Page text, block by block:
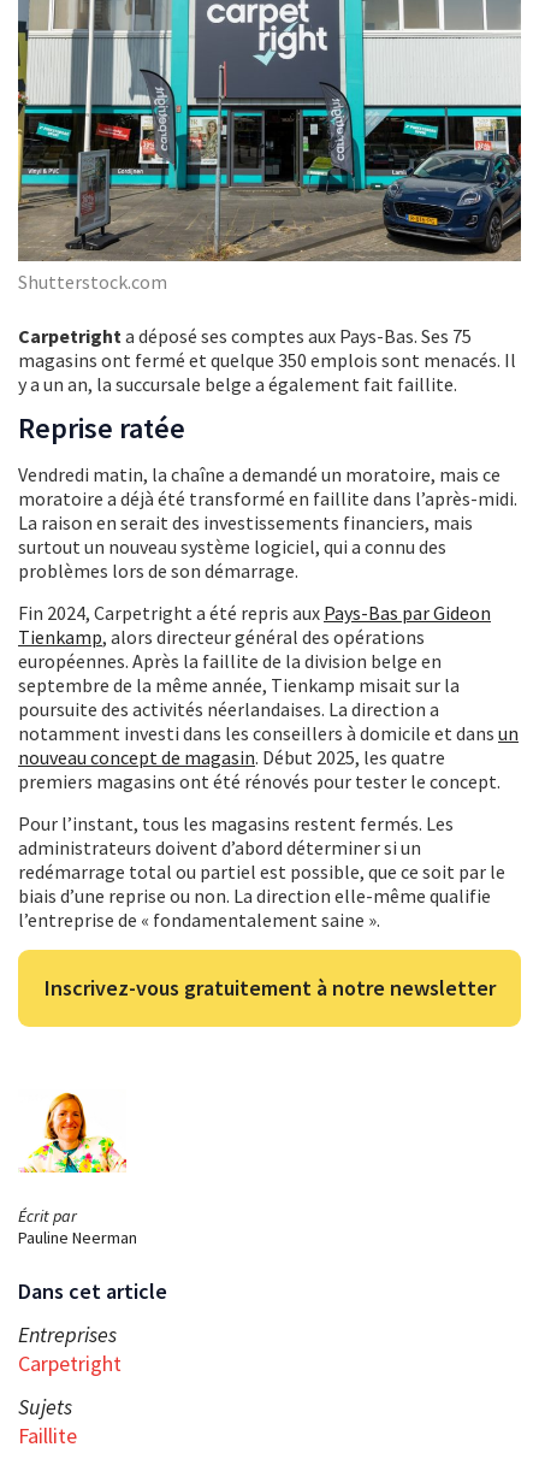
Écrit par
Pauline Neerman
Dans cet article
Entreprises
Carpetright
Sujets
Faillite
Shutterstock.com
Carpetright a déposé ses comptes aux Pays-Bas. Ses 75
magasins ont fermé et quelque 350 emplois sont menacés. Il
y a un an, la succursale belge a également fait faillite.
Reprise ratée
Vendredi matin, la chaîne a demandé un moratoire, mais ce
moratoire a déjà été transformé en faillite dans l’après-midi.
La raison en serait des investissements financiers, mais
surtout un nouveau système logiciel, qui a connu des
problèmes lors de son démarrage.
Fin 2024, Carpetright a été repris aux Pays-Bas par Gideon
Tienkamp, alors directeur général des opérations
européennes. Après la faillite de la division belge en
septembre de la même année, Tienkamp misait sur la
poursuite des activités néerlandaises. La direction a
notamment investi dans les conseillers à domicile et dans un
nouveau concept de magasin. Début 2025, les quatre
premiers magasins ont été rénovés pour tester le concept.
Pour l’instant, tous les magasins restent fermés. Les
administrateurs doivent d’abord déterminer si un
redémarrage total ou partiel est possible, que ce soit par le
biais d’une reprise ou non. La direction elle-même qualifie
l’entreprise de « fondamentalement saine ».
Inscrivez-vous gratuitement à notre newsletter